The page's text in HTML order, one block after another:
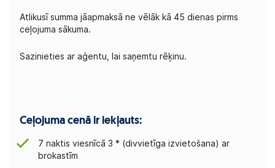
Atlikusī summa jāapmaksā ne vēlāk kā 45 dienas pirms
ceļojuma sākuma.
Sazinieties ar aģentu, lai saņemtu rēķinu.
Ceļojuma cenā ir iekļauts:
7 naktis viesnīcā 3 * (divvietīga izvietošana) ar
brokastīm